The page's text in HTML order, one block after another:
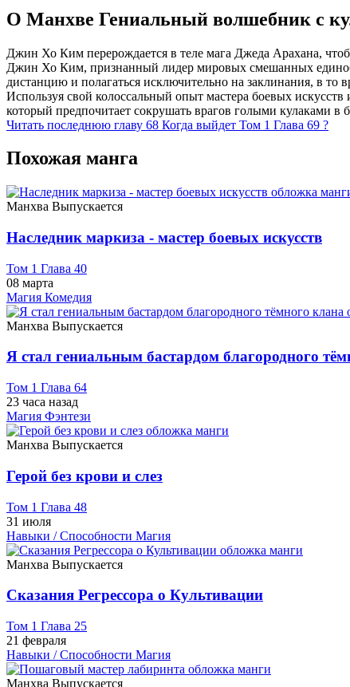
О Манхве Гениальный волшебник с
Джин Хо Ким перерождается в теле мага Джеда Арахана,
Джин Хо Ким, признанный лидер мировых смешанных
дистанцию и полагаться исключительно на заклинания, в
Используя свой колоссальный опыт мастера боевых
который предпочитает сокрушать врагов голыми кулаками
Читать последнюю главу 68 Когда выйдет Том 1 Глава 69 ?
Похожая манга
Манхва Выпускается
Наследник маркиза - мастер боевых искусств
Том 1 Глава 40
08 марта
Магия Комедия
Манхва Выпускается
Я стал гениальным бастардом благородного
Том 1 Глава 64
23 часа назад
Магия Фэнтези
Манхва Выпускается
Герой без крови и слез
Том 1 Глава 48
31 июля
Навыки / Способности Магия
Манхва Выпускается
Сказания Регрессора о Культивации
Том 1 Глава 25
21 февраля
Навыки / Способности Магия
Манхва Выпускается